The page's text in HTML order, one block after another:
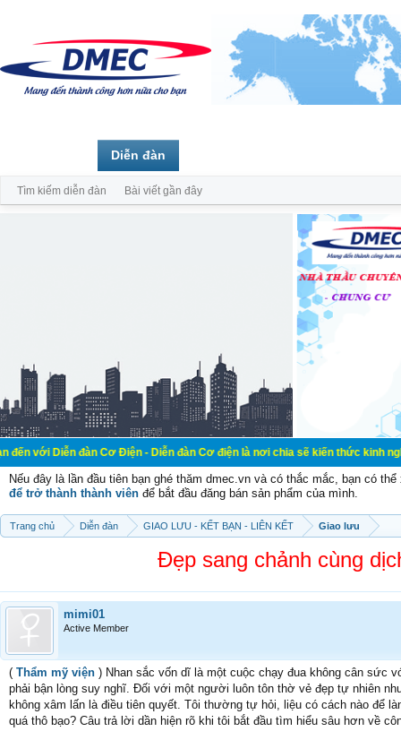
đàn Cơ Điện - Diễn đàn Cơ điện là nơi chia sẽ kiến thức kinh nghiệm
Nếu đây là lần đầu tiên bạn ghé thăm dmec.vn và có thắc mắc, bạn có
để trở thành thành viên để bắt đầu đăng bán sản phẩm của mình.
Trang chủ Diễn đàn GIAO LƯU - KẾT BẠN - LIÊN KẾT Giao lưu
Đẹp sang chảnh cùng
mimi01
Active Member
( Thẩm mỹ viện ) Nhan sắc vốn dĩ là một cuộc chạy đua không cân sức
phải bận lòng suy nghĩ. Đối với một người luôn tôn thờ vẻ đẹp tự nhiên
không xâm lấn là điều tiên quyết. Tôi thường tự hỏi, liệu có cách nào để
quá thô bạo? Câu trả lời dần hiện rõ khi tôi bắt đầu tìm hiểu sâu hơn về
Diễn đàn
Tìm kiếm diễn đàn Bài viết gần đây